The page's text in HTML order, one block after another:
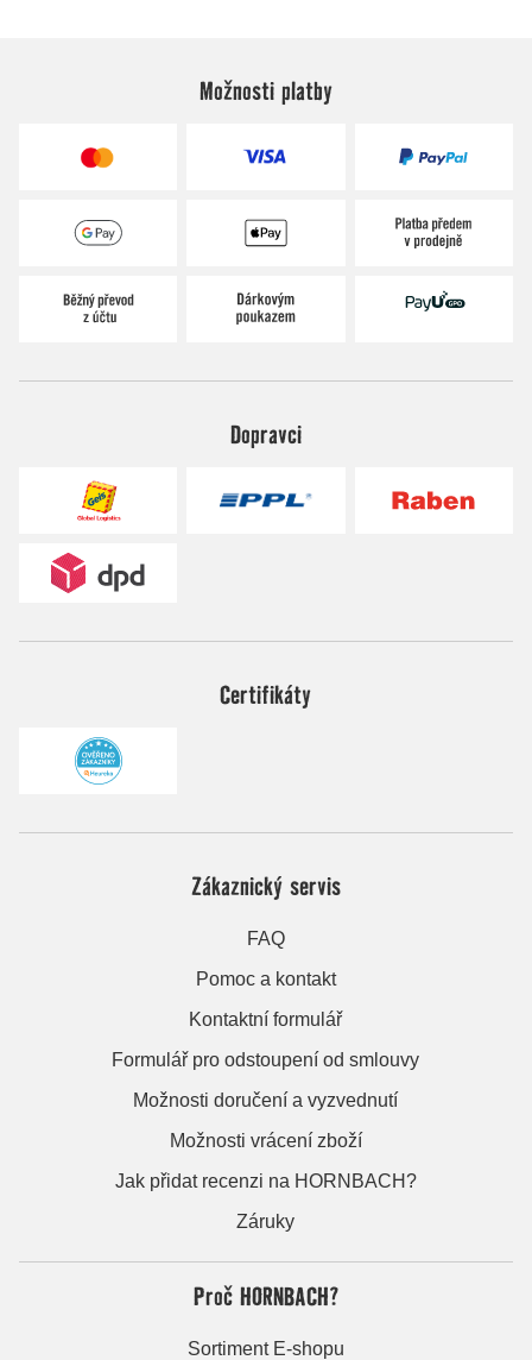
Možnosti platby
Dopravci
Certifikáty
Zákaznický servis
FAQ
Pomoc a kontakt
Kontaktní formulář
Formulář pro odstoupení od smlouvy
Možnosti doručení a vyzvednutí
Možnosti vrácení zboží
Jak přidat recenzi na HORNBACH?
Záruky
Proč HORNBACH?
Sortiment E-shopu